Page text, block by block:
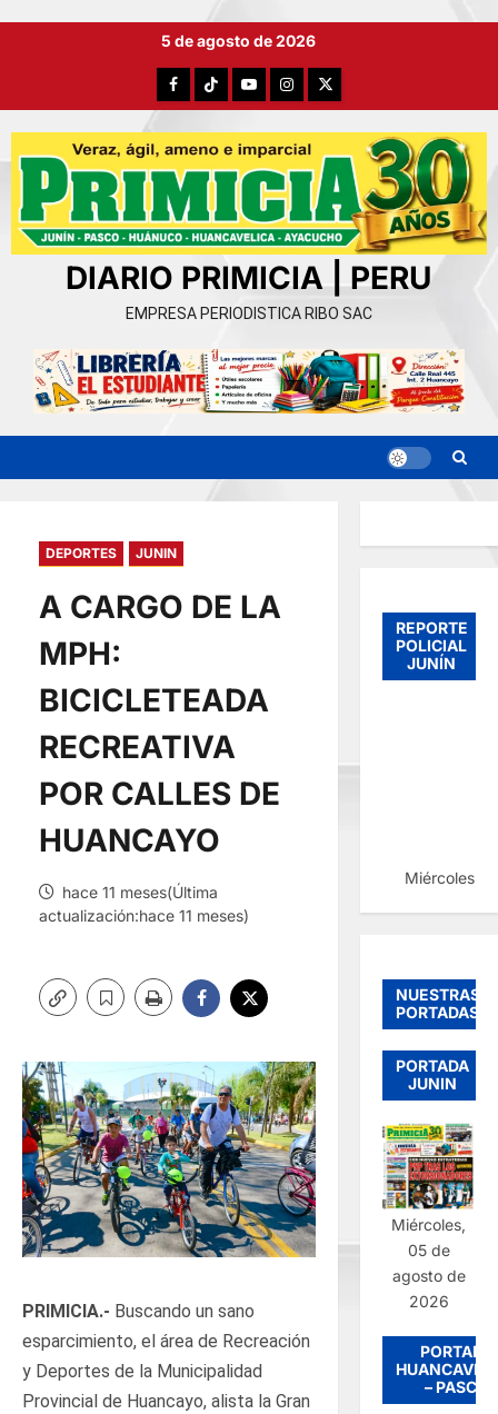
5 de agosto de 2026
FacebookTikTokYouTubeInstagram
X
DIARIO PRIMICIA | PERU
EMPRESA PERIODISTICA RIBO SAC
DEPORTES JUNIN
A CARGO DE LA
MPH:
BICICLETEADA
RECREATIVA
POR CALLES DE
HUANCAYO
hace 11 meses(Última
actualización:hace 11 meses)
PRIMICIA.- Buscando un sano
esparcimiento, el área de Recreación
y Deportes de la Municipalidad
Provincial de Huancayo, alista la Gran
REPORTE
POLICIAL
JUNÍN
Miércoles,
NUESTRAS
PORTADAS
PORTADA
JUNIN
Miércoles,
05 de
agosto de
2026
PORTADA
– PASCO